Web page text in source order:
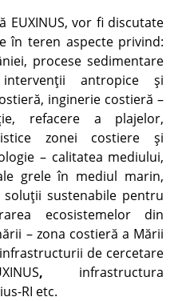
EUXINUS, vor fi discutate
în teren aspecte privind:
procese sedimentare
antropice și
inginerie costieră –
refacere a plajelor,
zonei costiere și
– calitatea mediului,
grele în mediul marin,
sustenabile pentru
ecosistemelor din
– zona costieră a Mării
de cercetare
, infrastructura
RI etc.